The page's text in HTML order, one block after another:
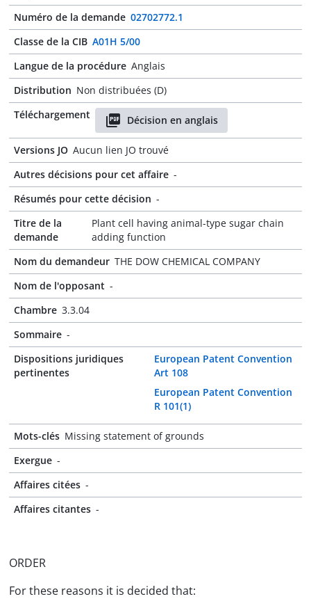
Numéro de la demande 02702772.1
Classe de la CIB A01H 5/00
Langue de la procédure Anglais
Distribution Non distribuées (D)
Téléchargement
Décision en anglais
Versions JO Aucun lien JO trouvé
Autres décisions pour cet affaire -
Résumés pour cette décision -
Titre de la
demande
Plant cell having animal-type sugar chain
adding function
Nom du demandeur THE DOW CHEMICAL COMPANY
Nom de l'opposant -
Chambre 3.3.04
Sommaire -
Dispositions juridiques
pertinentes
European Patent Convention
Art 108
European Patent Convention
R 101(1)
Mots-clés Missing statement of grounds
Exergue -
Affaires citées -
Affaires citantes -
ORDER
For these reasons it is decided that: